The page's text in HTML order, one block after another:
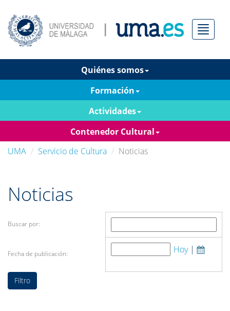
Menú
Quiénes somos
Formación
Actividades
Contenedor Cultural
UMA
Servicio de Cultura Noticias
Noticias
Buscar por:
Fecha de publicación: Hoy|